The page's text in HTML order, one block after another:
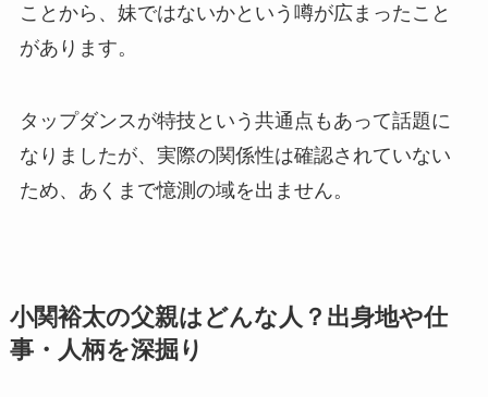
ことから、妹ではないかという噂が広まったこと
があります。
タップダンスが特技という共通点もあって話題に
なりましたが、実際の関係性は確認されていない
ため、あくまで憶測の域を出ません。
小関裕太の父親はどんな人？出身地や仕
事・人柄を深掘り